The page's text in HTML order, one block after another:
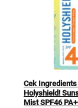
Cek
Holyshield!
Mist SPF46